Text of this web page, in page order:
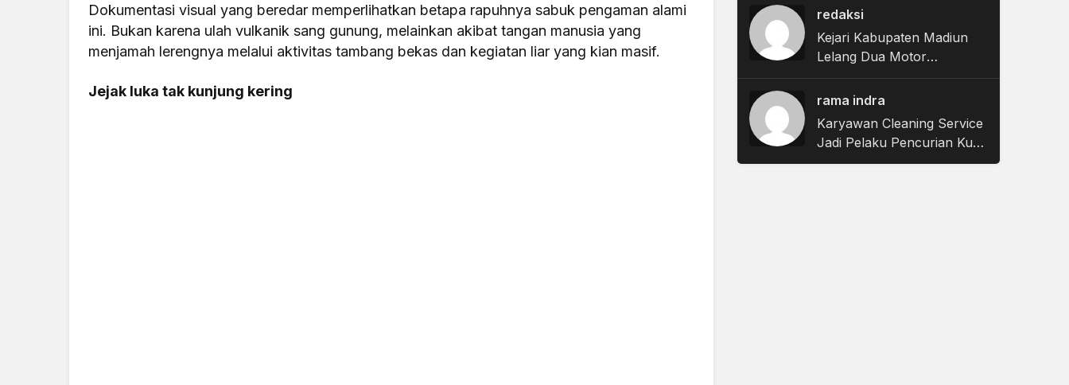
Dokumentasi visual yang beredar memperlihatkan betapa rapuhnya sabuk pengaman alami
ini. Bukan karena ulah vulkanik sang gunung, melainkan akibat tangan manusia yang
menjamah lerengnya melalui aktivitas tambang bekas dan kegiatan liar yang kian masif.
Jejak luka tak kunjung kering
Uang Pengganti Nihil
redaksi
Kejari Kabupaten Madiun
Lelang Dua Motor
Rampasan Negara,
Penawaran Dibuka 11
rama indra
Karyawan Cleaning Service
Jadi Pelaku Pencurian Kursi
Taman Surabaya Pakai